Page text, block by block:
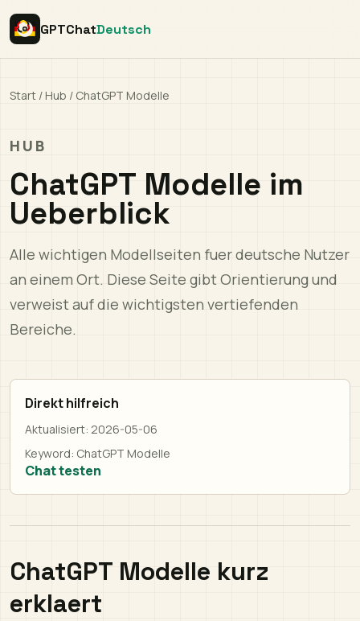
GPTChatDeutsch
Start / Hub / ChatGPT Modelle
HUB
ChatGPT Modelle im
Ueberblick
Alle wichtigen Modellseiten fuer deutsche Nutzer
an einem Ort. Diese Seite gibt Orientierung und
verweist auf die wichtigsten vertiefenden
Bereiche.
Direkt hilfreich
Aktualisiert: 2026-05-06
Keyword: ChatGPT Modelle
Chat testen
ChatGPT Modelle kurz
erklaert